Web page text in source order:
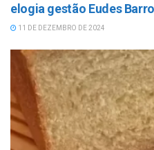
elogia gestão Eudes
11 DE DEZEMBRO DE 2024